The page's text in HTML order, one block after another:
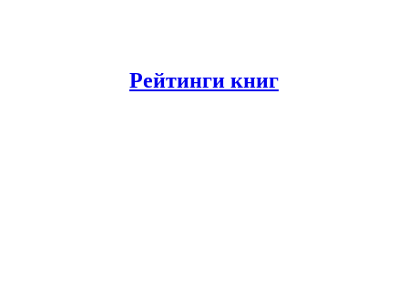
Рейтинги книг